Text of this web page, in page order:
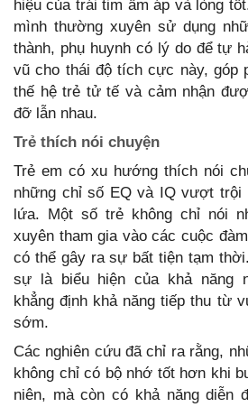
hiệu của trái tim ấm áp và lòng
mình thường xuyên sử dụng
thành, phụ huynh có lý do để tự
vũ cho thái độ tích cực này, góp
thế hệ trẻ tử tế và cảm nhận
đỡ lẫn nhau.
Trẻ thích nói chuyện
Trẻ em có xu hướng thích nói
những chỉ số EQ và IQ vượt trội
lứa. Một số trẻ không chỉ nói
xuyên tham gia vào các cuộc
có thể gây ra sự bất tiện tạm
sự là biểu hiện của khả năng
khẳng định khả năng tiếp thu từ
sớm.
Các nghiên cứu đã chỉ ra rằng,
không chỉ có bộ nhớ tốt hơn khi
niên, mà còn có khả năng diễn